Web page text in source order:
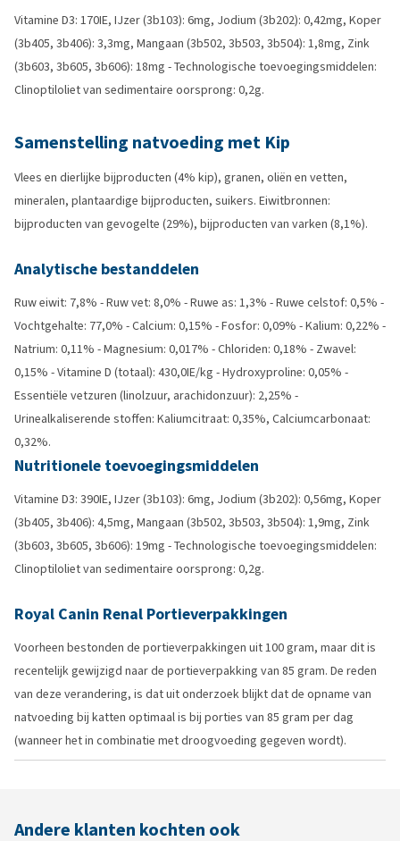
Vitamine D3: 170IE, IJzer (3b103): 6mg, Jodium (3b202): 0,42mg, Koper
(3b405, 3b406): 3,3mg, Mangaan (3b502, 3b503, 3b504): 1,8mg, Zink
(3b603, 3b605, 3b606): 18mg - Technologische toevoegingsmiddelen:
Clinoptiloliet van sedimentaire oorsprong: 0,2g.
Samenstelling natvoeding met Kip
Vlees en dierlijke bijproducten (4% kip), granen, oliën en vetten,
mineralen, plantaardige bijproducten, suikers. Eiwitbronnen:
bijproducten van gevogelte (29%), bijproducten van varken (8,1%).
Analytische bestanddelen
Ruw eiwit: 7,8% - Ruw vet: 8,0% - Ruwe as: 1,3% - Ruwe celstof: 0,5% -
Vochtgehalte: 77,0% - Calcium: 0,15% - Fosfor: 0,09% - Kalium: 0,22% -
Natrium: 0,11% - Magnesium: 0,017% - Chloriden: 0,18% - Zwavel:
0,15% - Vitamine D (totaal): 430,0IE/kg - Hydroxyproline: 0,05% -
Essentiële vetzuren (linolzuur, arachidonzuur): 2,25% -
Urinealkaliserende stoffen: Kaliumcitraat: 0,35%, Calciumcarbonaat:
0,32%.
Nutritionele toevoegingsmiddelen
Vitamine D3: 390IE, IJzer (3b103): 6mg, Jodium (3b202): 0,56mg, Koper
(3b405, 3b406): 4,5mg, Mangaan (3b502, 3b503, 3b504): 1,9mg, Zink
(3b603, 3b605, 3b606): 19mg - Technologische toevoegingsmiddelen:
Clinoptiloliet van sedimentaire oorsprong: 0,2g.
Royal Canin Renal Portieverpakkingen
Voorheen bestonden de portieverpakkingen uit 100 gram, maar dit is
recentelijk gewijzigd naar de portieverpakking van 85 gram. De reden
van deze verandering, is dat uit onderzoek blijkt dat de opname van
natvoeding bij katten optimaal is bij porties van 85 gram per dag
(wanneer het in combinatie met droogvoeding gegeven wordt).
Andere klanten kochten ook